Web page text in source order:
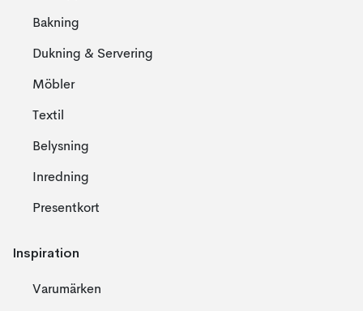
Bakning
Dukning & Servering
Möbler
Textil
Belysning
Inredning
Presentkort
Inspiration
Varumärken